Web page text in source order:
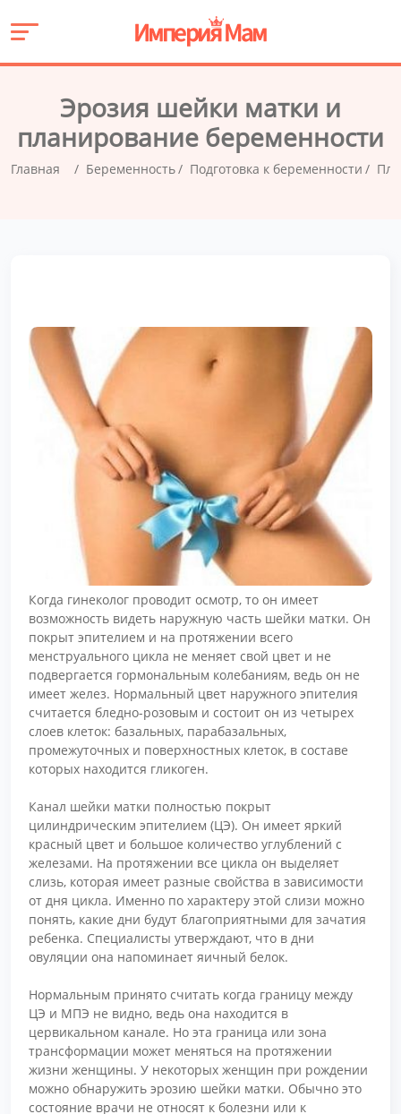
Эрозия шейки матки и
планирование беременности
Главная Беременность Подготовка к беременности
Когда гинеколог проводит осмотр, то он имеет
возможность видеть наружную часть шейки матки. Он
покрыт эпителием и на протяжении всего
менструального цикла не меняет свой цвет и не
подвергается гормональным колебаниям, ведь он не
имеет желез. Нормальный цвет наружного эпителия
считается бледно-розовым и состоит он из четырех
слоев клеток: базальных, парабазальных,
промежуточных и поверхностных клеток, в составе
которых находится гликоген.
Канал шейки матки полностью покрыт
цилиндрическим эпителием (ЦЭ). Он имеет яркий
красный цвет и большое количество углублений с
железами. На протяжении все цикла он выделяет
слизь, которая имеет разные свойства в зависимости
от дня цикла. Именно по характеру этой слизи можно
понять, какие дни будут благоприятными для зачатия
ребенка. Специалисты утверждают, что в дни
овуляции она напоминает яичный белок.
Нормальным принято считать когда границу между
ЦЭ и МПЭ не видно, ведь она находится в
цервикальном канале. Но эта граница или зона
трансформации может меняться на протяжении
жизни женщины. У некоторых женщин при рождении
можно обнаружить эрозию шейки матки. Обычно это
состояние врачи не относят к болезни или к